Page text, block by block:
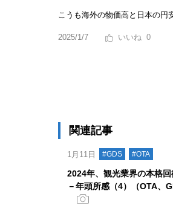
こうも海外の物価高と日本の円
2025/1/7 0
関連記事
1月11日 #GDS #OTA
2024年、観光業界の本格
－年頭所感（4）（OTA、